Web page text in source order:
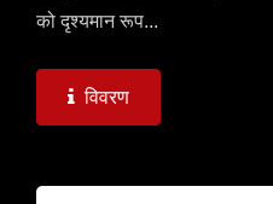
को दृश्यमान रूप...
विवरण